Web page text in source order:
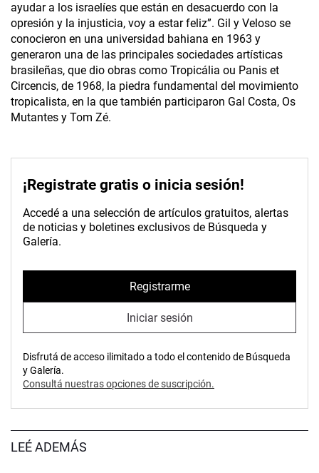
ayudar a los israelíes que están en desacuerdo con la
opresión y la injusticia, voy a estar feliz”. Gil y Veloso se
conocieron en una universidad bahiana en 1963 y
generaron una de las principales sociedades artísticas
brasileñas, que dio obras como Tropicália ou Panis et
Circencis, de 1968, la piedra fundamental del movimiento
tropicalista, en la que también participaron Gal Costa, Os
Mutantes y Tom Zé.
¡Registrate gratis o inicia sesión!
Accedé a una selección de artículos gratuitos, alertas
de noticias y boletines exclusivos de Búsqueda y
Galería.
Registrarme
Iniciar sesión
Disfrutá de acceso ilimitado a todo el contenido de Búsqueda
y Galería.
Consultá nuestras opciones de suscripción.
LEÉ ADEMÁS